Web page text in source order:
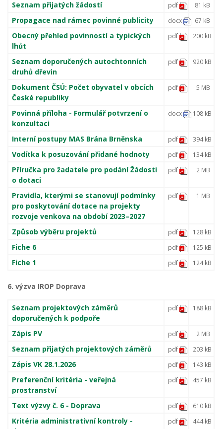
Seznam přijatých žádostí pdf 81 kB
Propagace nad rámec povinné publicity docx 67 kB
Obecný přehled povinností a typických
lhůt
pdf 200 kB
Seznam doporučených autochtonních
druhů dřevin
pdf 920 kB
Dokument ČSÚ: Počet obyvatel v obcích
České republiky
pdf 5 MB
Povinná příloha - Formulář potvrzení o
konzultaci
docx 108 kB
Interní postupy MAS Brána Brněnska pdf 394 kB
Vodítka k posuzování přidané hodnoty pdf 134 kB
Příručka pro žadatele pro podání Žádosti
o dotaci
pdf 2 MB
Pravidla, kterými se stanovují podmínky
pro poskytování dotace na projekty
rozvoje venkova na období 2023–2027
pdf 1 MB
Způsob výběru projektů pdf 128 kB
Fiche 6 pdf 125 kB
Fiche 1 pdf 124 kB
6. výzva IROP Doprava
Seznam projektových záměrů
doporučených k podpoře
pdf 188 kB
Zápis PV pdf 2 MB
Seznam přijatých projektových záměrů pdf 203 kB
Zápis VK 28.1.2026 pdf 143 kB
Preferenční kritéria - veřejná
prostranství
pdf 457 kB
Text výzvy č. 6 - Doprava pdf 610 kB
Kritéria administrativní kontroly -
pdf 444 kB